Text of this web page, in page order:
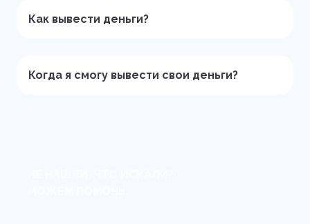
Как вывести деньги?
Когда я смогу вывести свои деньги?